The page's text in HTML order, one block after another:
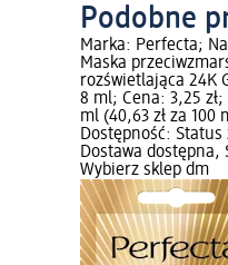
Podobne
Marka: Perfecta;
Maska
rozświetlająca 24K
8 ml; Cena: 3,25
ml (40,63 zł za 100
Dostępność: Status
Dostawa dostępna,
Wybierz sklep dm